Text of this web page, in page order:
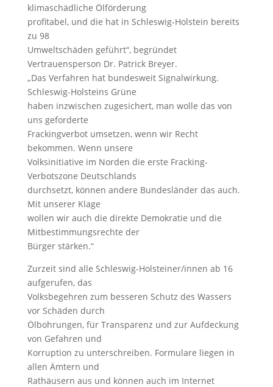
klimaschädliche Ölförderung
profitabel, und die hat in Schleswig-Holstein bereits
zu 98
Umweltschäden geführt“, begründet
Vertrauensperson Dr. Patrick Breyer.
„Das Verfahren hat bundesweit Signalwirkung.
Schleswig-Holsteins Grüne
haben inzwischen zugesichert, man wolle das von
uns geforderte
Frackingverbot umsetzen, wenn wir Recht
bekommen. Wenn unsere
Volksinitiative im Norden die erste Fracking-
Verbotszone Deutschlands
durchsetzt, können andere Bundesländer das auch.
Mit unserer Klage
wollen wir auch die direkte Demokratie und die
Mitbestimmungsrechte der
Bürger stärken.“
Zurzeit sind alle Schleswig-Holsteiner/innen ab 16
aufgerufen, das
Volksbegehren zum besseren Schutz des Wassers
vor Schäden durch
Ölbohrungen, für Transparenz und zur Aufdeckung
von Gefahren und
Korruption zu unterschreiben. Formulare liegen in
allen Ämtern und
Rathäusern aus und können auch im Internet